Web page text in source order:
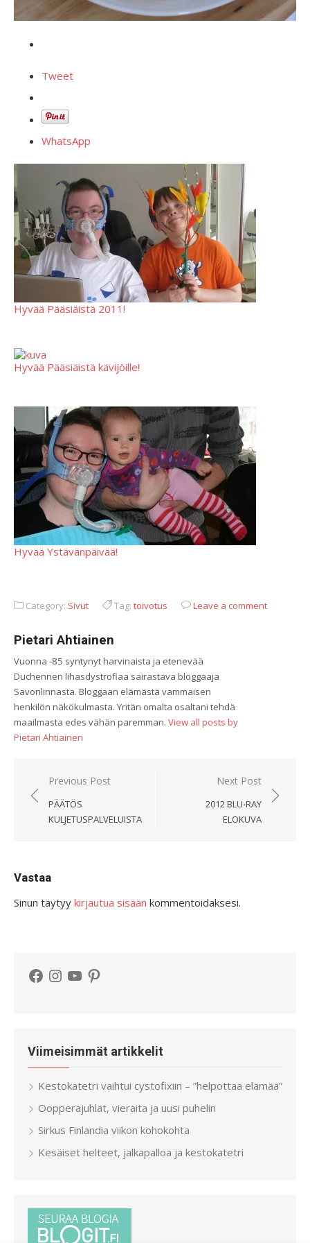
Tweet
WhatsApp
Hyvää Pääsiäistä 2011!
Hyvää Pääsiäistä kävijöille!
Hyvää Ystävänpäivää!
Category: Sivut Tag: toivotus Leave a comment
Pietari Ahtiainen
Vuonna -85 syntynyt harvinaista ja etenevää
Duchennen lihasdystrofiaa sairastava bloggaaja
Savonlinnasta. Bloggaan elämästä vammaisen
henkilön näkökulmasta. Yritän omalta osaltani tehdä
maailmasta edes vähän paremman. View all posts by
Pietari Ahtiainen
Artikkelien
selaus
Previous Post
PÄÄTÖS
KULJETUSPALVELUISTA
Next Post
2012 BLU-RAY
ELOKUVA
Vastaa
Sinun täytyy kirjautua sisään kommentoidaksesi.
Facebook
Instagram
YouTubePinterest
Viimeisimmät artikkelit
Kestokatetri vaihtui cystofixiin – ”helpottaa elämää”
Oopperajuhlat, vieraita ja uusi puhelin
Sirkus Finlandia viikon kohokohta
Kesäiset helteet, jalkapalloa ja kestokatetri